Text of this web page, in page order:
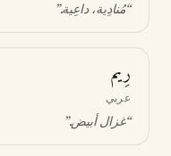
“مُنادِية، داعِية.”
رِيم
عربي
“غزال أبيض.”